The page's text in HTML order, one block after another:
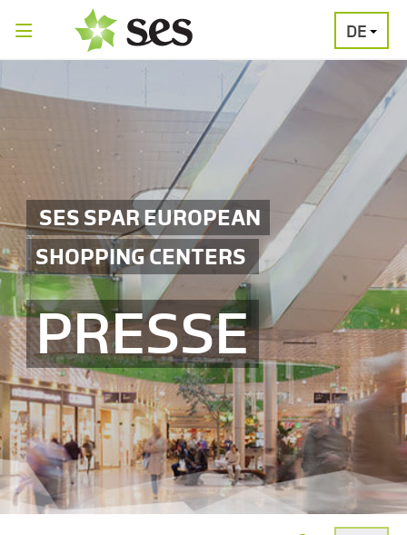
DE
SES SPAR EUROPEAN
SHOPPING CENTERS
PRESSE
PRESSEAUSSENDUNGEN